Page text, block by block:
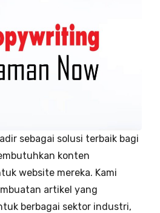
sebagai solusi terbaik bagi
konten
website mereka. Kami
artikel yang
berbagai sektor industri,